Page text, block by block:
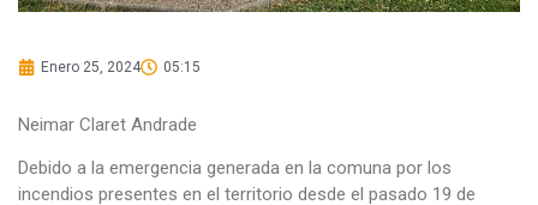
Enero 25, 2024 05:15
Neimar Claret Andrade
Debido a la emergencia generada en la comuna por los
incendios presentes en el territorio desde el pasado 19 de